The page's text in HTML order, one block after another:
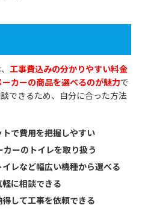
工事費込みの分かりやすい料金
カーの商品を選べるのが魅力で
できるため、自分に合った方法
で費用を把握しやすい
ーのトイレを取り扱う
レなど幅広い機種から選べる
に相談できる
して工事を依頼できる